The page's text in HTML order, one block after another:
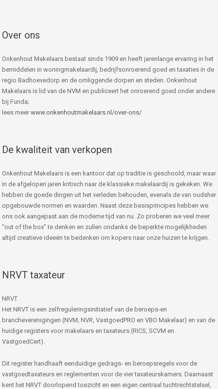
Over ons
Onkenhout Makelaars bestaat sinds 1909 en heeft jarenlange ervaring in het
bemiddelen in woningmakelaardij, bedrijfsonroerend goed en taxaties in de
regio Badhoevedorp en de omliggende dorpen en steden. Onkenhout
Makelaars is lid van de NVM en publiceert het onroerend goed onder andere
bij Funda;
lees meer www.onkenhoutmakelaars.nl/over-ons/
De kwaliteit van verkopen
Onkenhout Makelaars is een kantoor dat op traditie is geschoold, maar waar
in de afgelopen jaren kritisch naar de klassieke makelaardij is gekeken. We
hebben de goede dingen uit het verleden behouden, evenals de van oudsher
opgebouwde normen en waarden. Naast deze basisprincipes hebben we
ons ook aangepast aan de moderne tijd van nu. Zo proberen we veel meer
“out of the box” te denken en zullen ondanks de beperkte mogelijkheden
altijd creatieve ideeën te bedenken om kopers naar onze huizen te krijgen.
NRVT taxateur
NRVT
Het NRVT is een zelfreguleringsinitiatief van de beroeps-en
brancheverenigingen (NVM, NVR, VastgoedPRO en VBO Makelaar) en van de
huidige registers voor makelaars en taxateurs (RICS, SCVM en
VastgoedCert).
Dit register handhaaft eenduidige gedrags- en beroepsregels voor de
vastgoedtaxateurs en reglementen voor de vier taxateurskamers. Daarnaast
kent het NRVT doorlopend toezicht en een eigen centraal tuchtrechtstelsel,